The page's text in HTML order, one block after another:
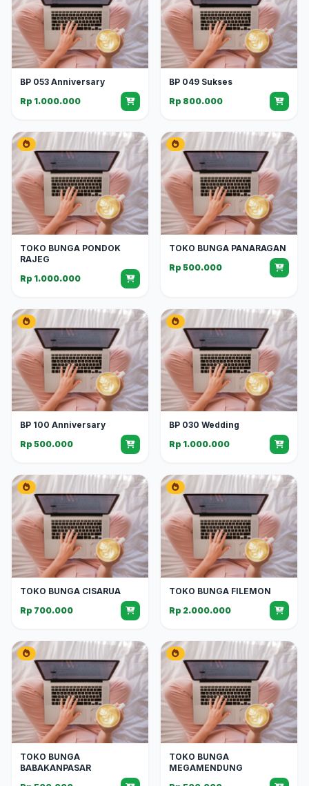
BP 053 Anniversary
Rp 1.000.000
BP 049 Sukses
Rp 800.000
TOKO BUNGA PONDOK
RAJEG
Rp 1.000.000
TOKO BUNGA PANARAGAN
Rp 500.000
BP 100 Anniversary
Rp 500.000
BP 030 Wedding
Rp 1.000.000
TOKO BUNGA CISARUA
Rp 700.000
TOKO BUNGA FILEMON
Rp 2.000.000
TOKO BUNGA
BABAKANPASAR
TOKO BUNGA
MEGAMENDUNG